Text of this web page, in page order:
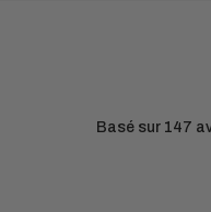
Basé sur 147